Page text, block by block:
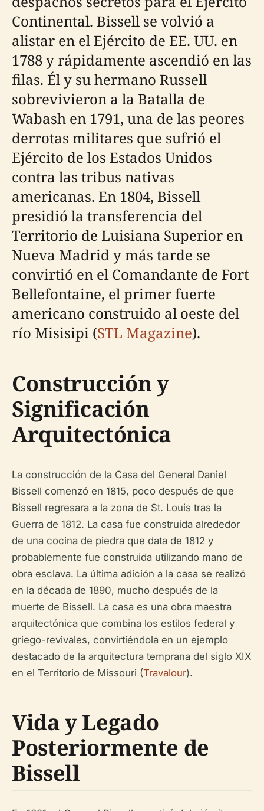
Continental. Bissell se volvió a
alistar en el Ejército de EE. UU. en
1788 y rápidamente ascendió en las
filas. Él y su hermano Russell
sobrevivieron a la Batalla de
Wabash en 1791, una de las peores
derrotas militares que sufrió el
Ejército de los Estados Unidos
contra las tribus nativas
americanas. En 1804, Bissell
presidió la transferencia del
Territorio de Luisiana Superior en
Nueva Madrid y más tarde se
convirtió en el Comandante de Fort
Bellefontaine, el primer fuerte
americano construido al oeste del
río Misisipi (STL Magazine).
Construcción y
Significación
Arquitectónica
La construcción de la Casa del General Daniel
Bissell comenzó en 1815, poco después de que
Bissell regresara a la zona de St. Louis tras la
Guerra de 1812. La casa fue construida alrededor
de una cocina de piedra que data de 1812 y
probablemente fue construida utilizando mano de
obra esclava. La última adición a la casa se realizó
en la década de 1890, mucho después de la
muerte de Bissell. La casa es una obra maestra
arquitectónica que combina los estilos federal y
griego-revivales, convirtiéndola en un ejemplo
destacado de la arquitectura temprana del siglo XIX
en el Territorio de Missouri (Travalour).
Vida y Legado
Posteriormente de
Bissell